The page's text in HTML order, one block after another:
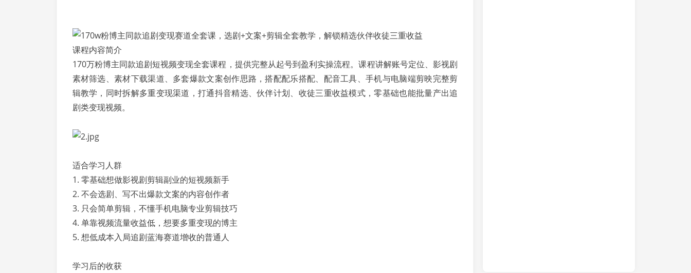
课程内容简介
170万粉博主同款追剧短视频变现全套课程，提供完整从起号到盈利实操流程。课程讲解账号定位、影视剧
素材筛选、素材下载渠道、多套爆款文案创作思路，搭配配乐搭配、配音工具、手机与电脑端剪映完整剪
辑教学，同时拆解多重变现渠道，打通抖音精选、伙伴计划、收徒三重收益模式，零基础也能批量产出追
剧类变现视频。
适合学习人群
1. 零基础想做影视剧剪辑副业的短视频新手
2. 不会选剧、写不出爆款文案的内容创作者
3. 只会简单剪辑，不懂手机电脑专业剪辑技巧
4. 单靠视频流量收益低，想要多重变现的博主
5. 想低成本入局追剧蓝海赛道增收的普通人
学习后的收获